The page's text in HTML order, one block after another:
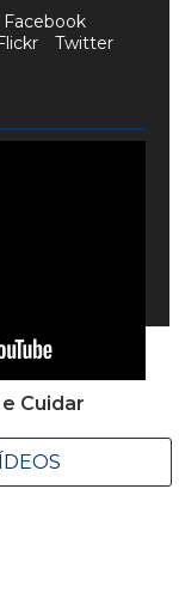
Cuidar
Facebook
Twitter